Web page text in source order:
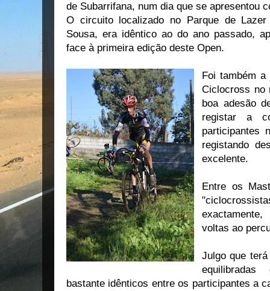
de Subarrifana, num dia que se apresentou
O circuito localizado no Parque de
Sousa, era idêntico ao do ano passado,
face à primeira edição deste Open.
Foi também a
Ciclocross no
boa adesão
registar a
participantes
registando
excelente.
Entre os
voltas ao
Julgo que
bastante idênticos entre os participantes a